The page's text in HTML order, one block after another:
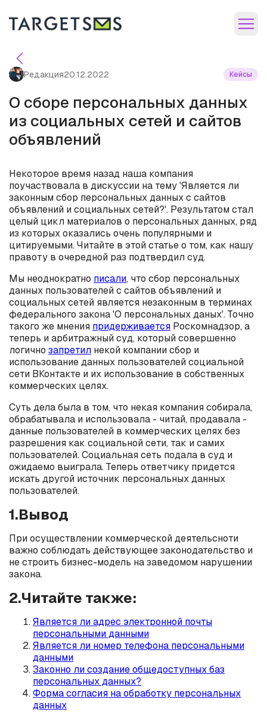
Редакция20.12.2022 Кейсы
О сборе персональных данных
из социальных сетей и сайтов
объявлений
Некоторое время назад наша компания
поучаствовала в дискуссии на тему 'Является ли
законным сбор персональных данных с сайтов
объявлений и социальных сетей?'. Результатом стал
целый цикл материалов о персональных данных, ряд
из которых оказались очень популярными и
цитируемыми. Читайте в этой статье о том, как нашу
правоту в очередной раз подтвердил суд.
Мы неоднократно писали, что сбор персональных
данных пользователей с сайтов объявлений и
социальных сетей является незаконным в терминах
федерального закона 'О персональных даных'. Точно
такого же мнения придерживается Роскомнадзор, а
теперь и арбитражный суд, который совершенно
логично запретил некой компании сбор и
использование данных пользователей социальной
сети ВКонтакте и их использование в собственных
коммерческих целях.
Суть дела была в том, что некая компания собирала,
обрабатывала и использовала - читай, продавала -
данные пользователей в коммерческих целях без
разрешения как социальной сети, так и самих
пользователей. Социальная сеть подала в суд и
ожидаемо выиграла. Теперь ответчику придется
искать другой источник персональных данных
пользователей.
1.Вывод
При осуществлении коммерческой деятельсноти
важно соблюдать действующее законодательство и
не строить бизнес-модель на заведомом нарушении
закона.
2.Читайте также:
Является ли адрес электронной почты
персональными данными
Является ли номер телефона персональными
данными
Законно ли создание общедоступных баз
персональных данных?
Форма согласия на обработку персональных
данных